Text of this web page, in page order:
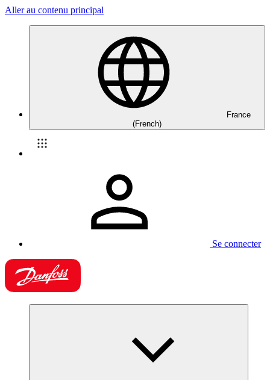
Aller au contenu principal
France
(French)
Se connecter